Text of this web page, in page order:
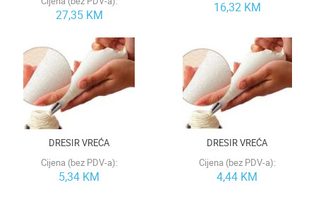
27,35 KM 16,32 KM
DRESIR VREĆA
Cijena (bez PDV-a):
5,34 KM
DRESIR VREĆA
Cijena (bez PDV-a):
4,44 KM